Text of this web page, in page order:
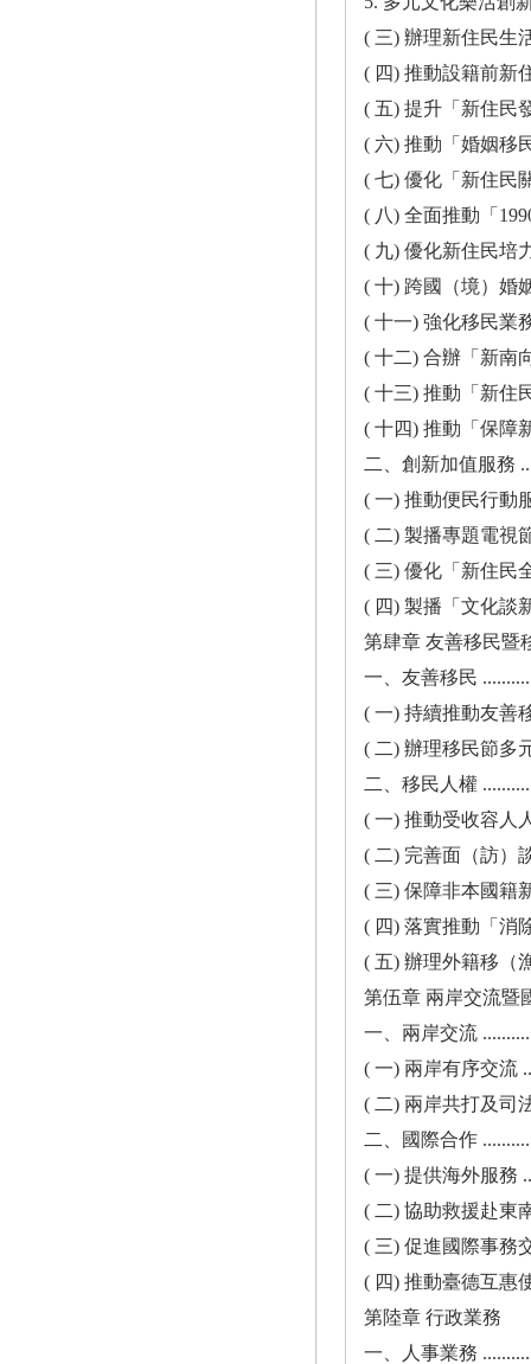
( 三) 辦理新住民生
( 四) 推動設籍前新
( 五) 提升「新住民
( 六) 推動「婚姻移
( 七) 優化「新住民
( 八) 全面推動「
( 九) 優化新住民培
( 十) 跨國（境）婚
( 十一) 強化移民業
( 十二) 合辦「新南
( 十三) 推動「新住
( 十四) 推動「保障
二、創新加值服務
( 一) 推動便民行動
( 二) 製播專題電視
( 三) 優化「新住民
( 四) 製播「文化談
第肆章 友善移民暨
一、友善移民
( 一) 持續推動友善
( 二) 辦理移民節多
二、移民人權
( 一) 推動受收容人
( 二) 完善面（訪）
( 三) 保障非本國籍
( 四) 落實推動「消
( 五) 辦理外籍移（
第伍章 兩岸交流暨
一、兩岸交流
( 一) 兩岸有序交流
( 二) 兩岸共打及司
二、國際合作
( 一) 提供海外服務
( 二) 協助救援赴東
( 三) 促進國際事務
( 四) 推動臺德互惠
第陸章 行政業務
一、人事業務